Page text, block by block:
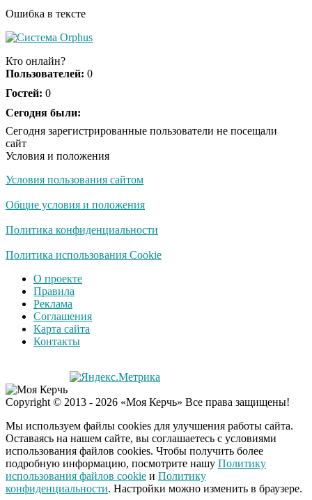
Ошибка в тексте
Кто онлайн?
Пользователей: 0
Гостей: 0
Сегодня были:
Сегодня зарегистрированные пользователи не посещали
сайт
Условия и положения
Условия пользования сайтом
Общие условия и положения
Политика конфиденциальности
Политика использования Cookie
О проекте
Правила
Реклама
Соглашения
Карта сайта
Контакты
Copyright © 2013 - 2026 «Моя Керчь» Все права защищены!
Мы используем файлы cookies для улучшения работы сайта.
Оставаясь на нашем сайте, вы соглашаетесь с условиями
использования файлов cookies. Чтобы получить более
подробную информацию, посмотрите нашу Политику
использования файлов cookie и Политику
конфиденциальности. Настройки можно изменить в браузере.